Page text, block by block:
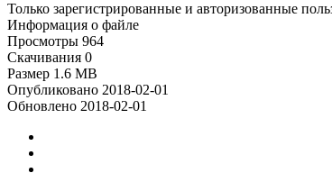
Только зарегистрированные и авторизованные
Информация о файле
Просмотры 964
Скачивания 0
Размер 1.6 MB
Опубликовано 2018-02-01
Обновлено 2018-02-01